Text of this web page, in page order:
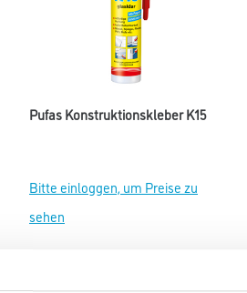
Pufas Konstruktionskleber K15
Bitte einloggen, um Preise zu
sehen